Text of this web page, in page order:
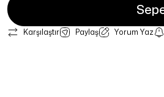
Karşılaştır Paylaş Yorum Yaz